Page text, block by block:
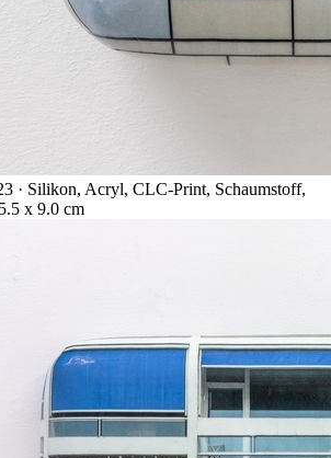
· Silikon, Acryl, CLC-Print, Schaumstoff,
x 9.0 cm